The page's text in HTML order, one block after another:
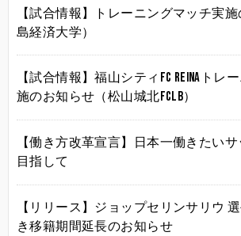
【試合情報】トレーニングマッチ実
島経済大学）
【試合情報】福山シティFC Reinaトレ
施のお知らせ（松山城北FCLB）
【働き方改革宣言】日本一働きたい
目指して
【リリース】ジョップセリンサリウ
き移籍期間延長のお知らせ